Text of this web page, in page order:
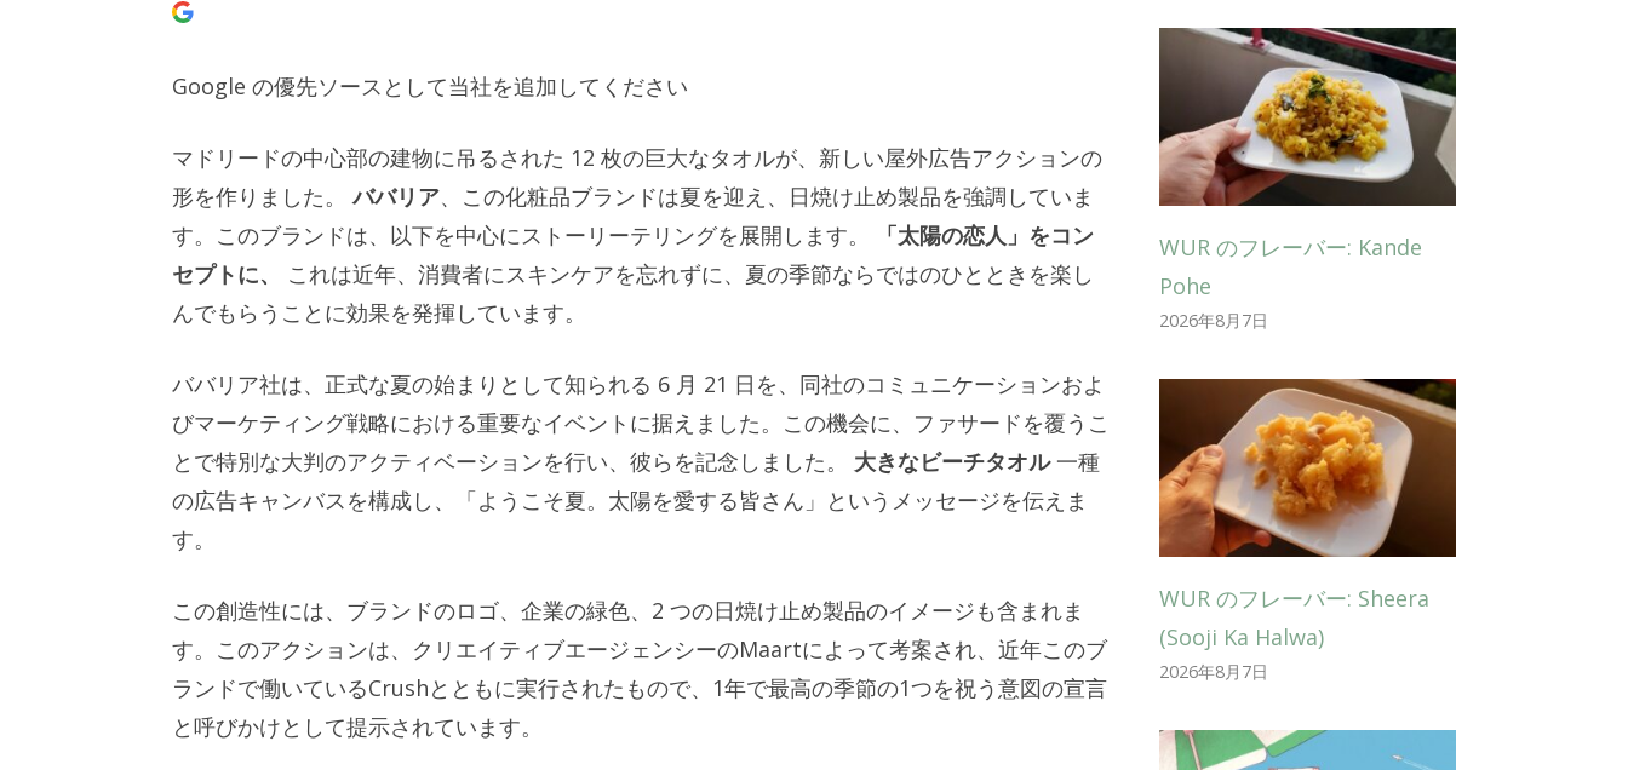
Google の優先ソースとして当社を追加してください
マドリードの中心部の建物に吊るされた 12 枚の巨大なタオルが、新しい屋外広告アクションの
形を作りました。ババリア、この化粧品ブランドは夏を迎え、日焼け止め製品を強調していま
す。このブランドは、以下を中心にストーリーテリングを展開します。
「太陽の恋人」をコン
セプトに、
これは近年、消費者にスキンケアを忘れずに、夏の季節ならではのひとときを楽し
んでもらうことに効果を発揮しています。
ババリア社は、正式な夏の始まりとして知られる 6 月 21 日を、同社のコミュニケーションおよ
びマーケティング戦略における重要なイベントに据えました。この機会に、ファサードを覆うこ
とで特別な大判のアクティベーションを行い、彼らを記念しました。
大きなビーチタオル一種
の広告キャンバスを構成し、「ようこそ夏。太陽を愛する皆さん」というメッセージを伝えま
す。
この創造性には、ブランドのロゴ、企業の緑色、2 つの日焼け止め製品のイメージも含まれま
す。このアクションは、クリエイティブエージェンシーのMaartによって考案され、近年このブ
ランドで働いているCrushとともに実行されたもので、1年で最高の季節の1つを祝う意図の宣言
と呼びかけとして提示されています。
WUR のフレーバー: Kande
Pohe
2026年8月7日
WUR のフレーバー: Sheera
(Sooji Ka Halwa)
2026年8月7日